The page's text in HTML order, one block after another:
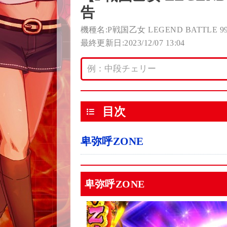
告
機種名:P戦国乙女 LEGEND BATTLE
最終更新日:2023/12/07 13:04
目次
卑弥呼ZONE
卑弥呼ZONE